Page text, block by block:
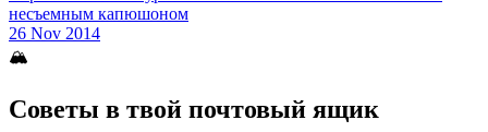
несъемным капюшоном
26 Nov 2014
🏔
Советы в твой почтовый ящик